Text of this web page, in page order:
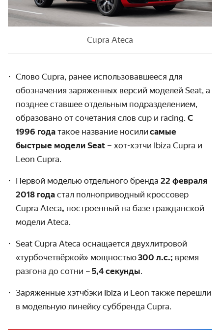
Cupra Ateca
Слово Cupra, ранее использовавшееся для
обозначения заряженных версий моделей Seat, а
позднее ставшее отдельным подразделением,
образовано от сочетания слов cup и racing. С
1996 года такое название носили самые
быстрые модели Seat – хот-хэтчи Ibiza Cupra и
Leon Cupra.
Первой моделью отдельного бренда 22 февраля
2018 года стал полноприводный кроссовер
Cupra Ateca, построенный на базе гражданской
модели Ateca.
Seat Cupra Ateca оснащается двухлитровой
«турбочетвёркой» мощностью300 л.с.; время
разгона до сотни – 5,4 секунды.
Заряженные хэтчбэки Ibiza и Leon также перешли
в модельную линейку суббренда Cupra.